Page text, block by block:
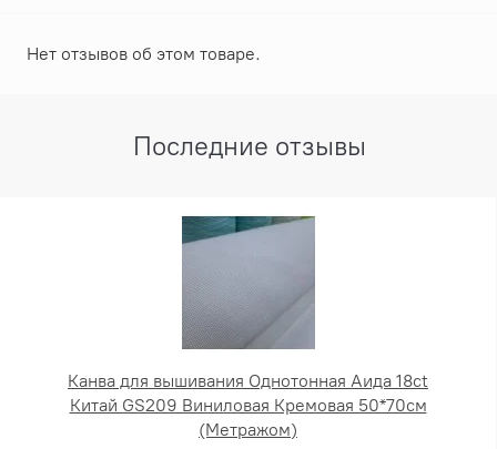
Нет отзывов об этом товаре.
Последние отзывы
Канва для вышивания Однотонная Аида 18ct
Китай GS209 Виниловая Кремовая 50*70см
(Метражом)